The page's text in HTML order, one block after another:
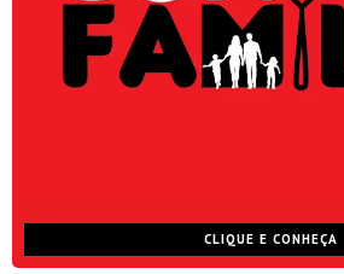
CLIQUE E CONHEÇA